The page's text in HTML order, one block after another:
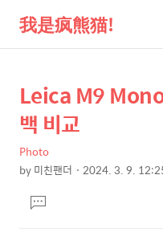
我是疯熊猫!
상
세
텐
본
문
제
목
Leica M9
백 비교
Photo
by미친팬더 2024. 3. 9.
문댓
글